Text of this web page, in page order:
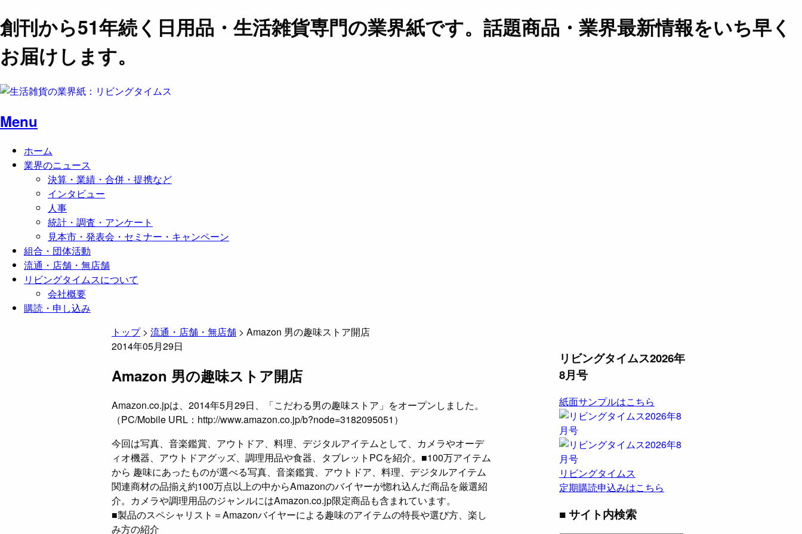
創刊から51年続く日用品・生活雑貨専門の業界紙です。話題商品・業界最新情報をいち早く
お届けします。
Menu
ホーム
業界のニュース
決算・業績・合併・提携など
インタビュー
人事
統計・調査・アンケート
見本市・発表会・セミナー・キャンペーン
組合・団体活動
流通・店舗・無店舗
リビングタイムスについて
会社概要
購読・申し込み
トップ> 流通・店舗・無店舗 > Amazon 男の趣味ストア開店
2014年05月29日
Amazon 男の趣味ストア開店
Amazon.co.jpは、2014年5月29日、「こだわる男の趣味ストア」をオープンしました。
（PC/Mobile URL：http://www.amazon.co.jp/b?node=3182095051）
今回は写真、音楽鑑賞、アウトドア、料理、デジタルアイテムとして、カメラやオーデ
ィオ機器、アウトドアグッズ、調理用品や食器、タブレットPCを紹介。■100万アイテム
から 趣味にあったものが選べる写真、音楽鑑賞、アウトドア、料理、デジタルアイテム
関連商材の品揃え約100万点以上の中からAmazonのバイヤーが惚れ込んだ商品を厳選紹
介。カメラや調理用品のジャンルにはAmazon.co.jp限定商品も含まれています。
■製品のスペシャリスト＝Amazonバイヤーによる趣味のアイテムの特長や選び方、楽し
み方の紹介
リビングタイムス2026年
8月号
紙面サンプルはこちら
リビングタイムス
定期購読申込みはこちら
■ サイト内検索